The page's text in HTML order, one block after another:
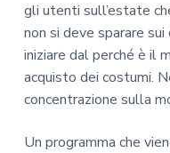
gli utenti sull’estate
non si deve sparare
iniziare dal perché è il
acquisto dei costumi.
concentrazione sulla
Un programma che